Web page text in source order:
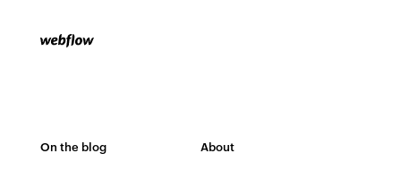
On the blog About